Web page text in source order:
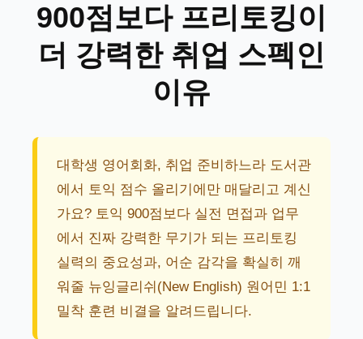
900점보다 프리토킹이
더 강력한 취업 스펙인
이유
대학생 영어회화, 취업 준비하느라 도서관
에서 토익 점수 올리기에만 매달리고 계신
가요? 토익 900점보다 실전 면접과 업무
에서 진짜 강력한 무기가 되는 프리토킹
실력의 중요성과, 어순 감각을 확실히 깨
워줄 뉴잉글리쉬(New English) 원어민 1:1
밀착 훈련 비결을 알려드립니다.